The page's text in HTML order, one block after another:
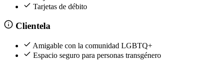
Tarjetas de débito
Clientela
Amigable con la comunidad LGBTQ+
Espacio seguro para personas transgénero